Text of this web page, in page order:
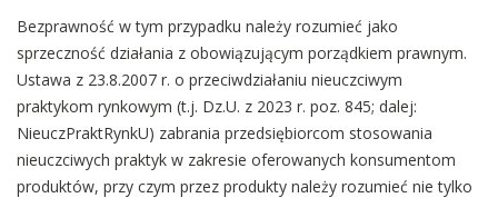
Bezprawność w tym przypadku należy rozumieć jako
sprzeczność działania z obowiązującym porządkiem prawnym.
Ustawa z 23.8.2007 r. o przeciwdziałaniu nieuczciwym
praktykom rynkowym (t.j. Dz.U. z 2023 r. poz. 845; dalej:
NieuczPraktRynkU) zabrania przedsiębiorcom stosowania
nieuczciwych praktyk w zakresie oferowanych konsumentom
produktów, przy czym przez produkty należy rozumieć nie tylko